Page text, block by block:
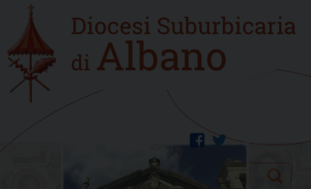
content
Home
new
twitter
facebook
Search